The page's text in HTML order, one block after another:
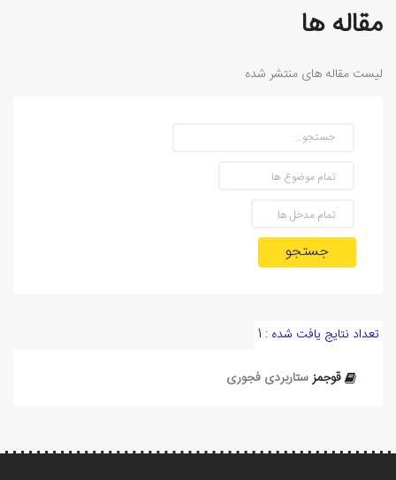
مقاله ها
لیست مقاله های منتشر شده
جستجو
تعداد نتایج یافت شده : 1
قوجمزستاربردی فجوری